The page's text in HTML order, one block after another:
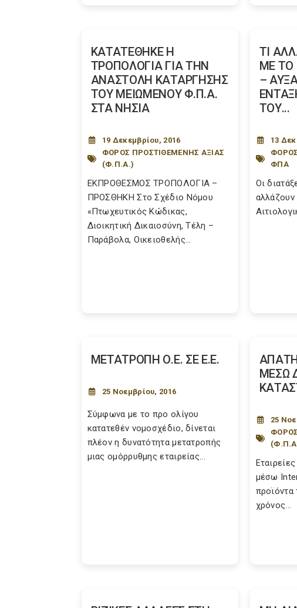
ΚΑΤΑΤΕΘΗΚΕ Η
ΤΡΟΠΟΛΟΓΙΑ ΓΙΑ ΤΗΝ
ΑΝΑΣΤΟΛΗ ΚΑΤΑΡΓΗΣΗΣ
ΤΟΥ ΜΕΙΩΜΕΝΟΥ Φ.Π.Α.
ΣΤΑ ΝΗΣΙΑ
19 Δεκεμβρίου, 2016
ΦΟΡΟΣ ΠΡΟΣΤΙΘΕΜΕΝΗΣ ΑΞΙΑΣ
(Φ.Π.Α.)
ΕΚΠΡΟΘΕΣΜΟΣ ΤΡΟΠΟΛΟΓΙΑ –
ΠΡΟΣΘΗΚΗ Στο Σχέδιο Νόμου
«Πτωχευτικός Κώδικας,
Διοικητική Δικαιοσύνη, Τέλη –
Παράβολα, Οικειοθελής...
ΤΙ
ΜΕ ΤΟ
–
ΤΟΥ...
13
ΦΠΑ
Οι
ΜΕΤΑΤΡΟΠΗ Ο.Ε. ΣΕ Ε.Ε.
25 Νοεμβρίου, 2016
Σύμφωνα με το προ ολίγου
κατατεθέν νομοσχέδιο, δίνεται
πλέον η δυνατότητα μετατροπής
μιας ομόρρυθμης εταιρείας...
ΜΕΣΩ
25
μέσω
προϊόντα
χρόνος...